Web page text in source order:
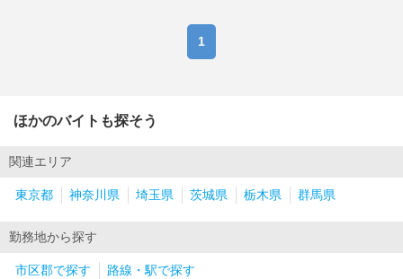
1
ほかのバイトも探そう
関連エリア
東京都 神奈川県 埼玉県 茨城県 栃木県 群馬県
勤務地から探す
市区郡で探す 路線・駅で探す